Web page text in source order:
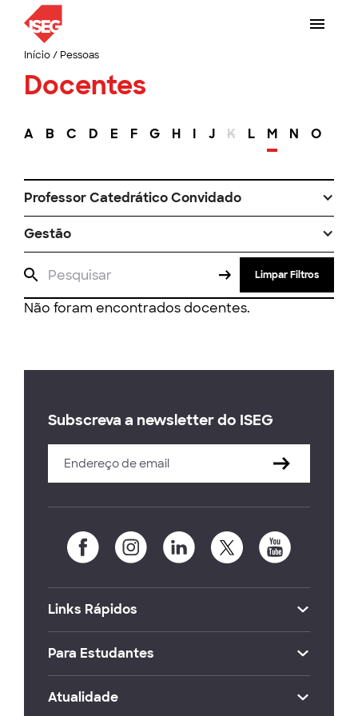
Início/ Pessoas
Docentes
A B C D E F G H I J K L M N O
Professor Catedrático Convidado
Gestão
Limpar Filtros
Não foram encontrados docentes.
Subscreva a newsletter do ISEG
Links Rápidos
Para Estudantes
Atualidade